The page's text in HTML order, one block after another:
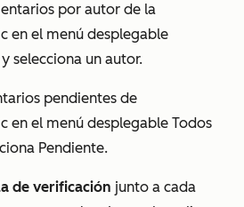
por autor de la
en el menú desplegable
y selecciona un autor.
pendientes de
en el menú desplegable Todos
Pendiente.
de verificación junto a cada